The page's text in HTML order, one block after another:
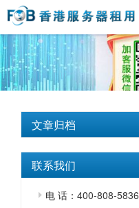
文章归档
联系我们
电 话：400-808-5836